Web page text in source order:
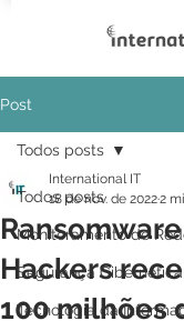
Post
Todos posts
Monitoramento de
Segurança Cibernética
Tecnologia da
Todos posts
Hackers
100 milhões
International IT
18 de nov. de 20222